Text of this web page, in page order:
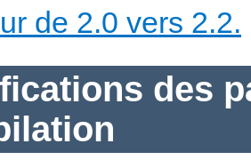
de 2.0 vers 2.2.
des